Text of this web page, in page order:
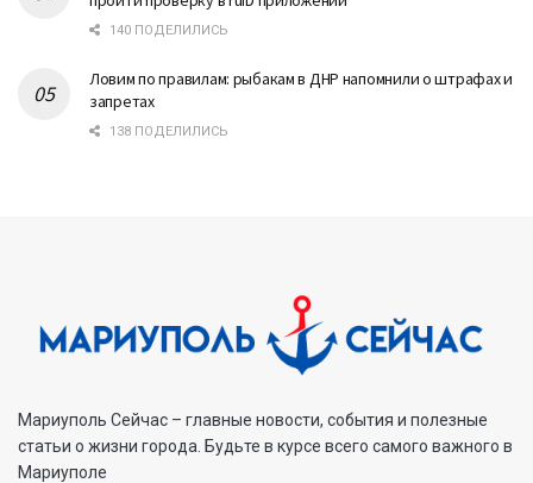
140 ПОДЕЛИЛИСЬ
Ловим по правилам: рыбакам в ДНР напомнили о штрафах и
запретах
138 ПОДЕЛИЛИСЬ
Мариуполь Сейчас – главные новости, события и полезные
статьи о жизни города. Будьте в курсе всего самого важного в
Мариуполе